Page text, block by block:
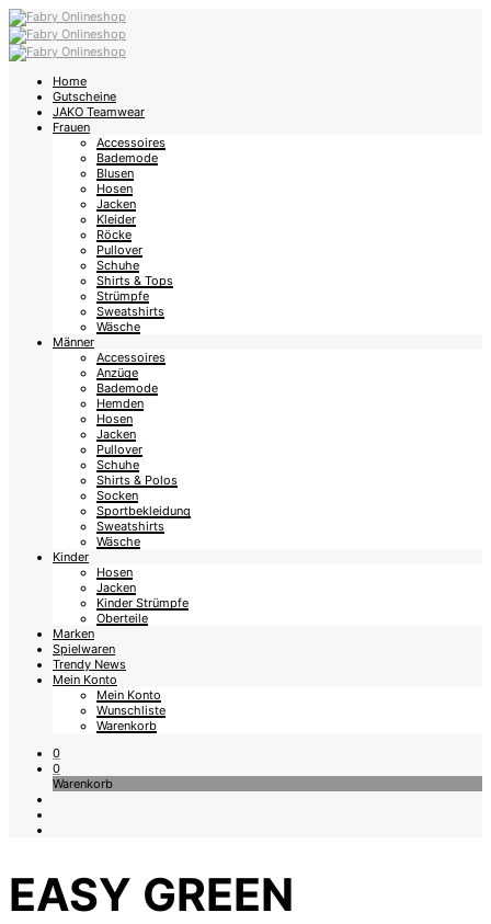
Home
Gutscheine
JAKO Teamwear
Frauen
Accessoires
Bademode
Blusen
Hosen
Jacken
Kleider
Röcke
Pullover
Schuhe
Shirts & Tops
Strümpfe
Sweatshirts
Wäsche
Männer
Accessoires
Anzüge
Bademode
Hemden
Hosen
Jacken
Pullover
Schuhe
Shirts & Polos
Socken
Sportbekleidung
Sweatshirts
Wäsche
Kinder
Hosen
Jacken
Kinder Strümpfe
Oberteile
Marken
Spielwaren
Trendy News
Mein Konto
Mein Konto
Wunschliste
Warenkorb
0
0
Warenkorb
EASY GREEN